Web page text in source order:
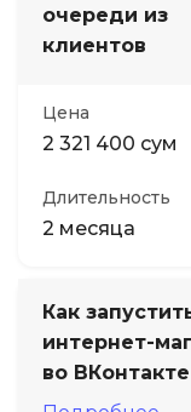
очереди из
клиентов
Цена
2 321 400 сум
Длительность
2 месяца
Как
интернет-
во ВКонтакте